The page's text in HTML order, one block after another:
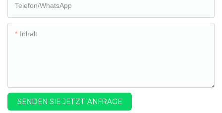
Telefon/WhatsApp
Inhalt
SENDEN SIE JETZT ANFRAGE